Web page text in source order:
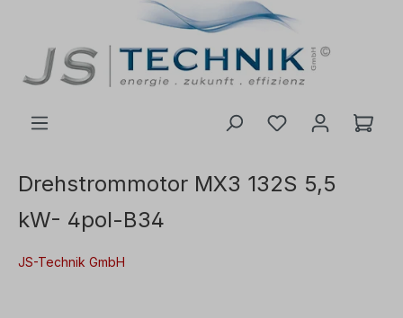
Drehstrommotor MX3 132S 5,5
kW- 4pol-B34
JS-Technik GmbH